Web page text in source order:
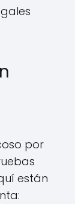
por
están